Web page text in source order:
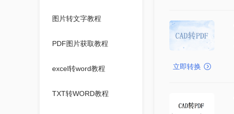
图片转文字教程
PDF图片获取教程
excel转word教程
TXT转WORD教程
立即转换